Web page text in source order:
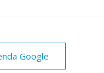
Google